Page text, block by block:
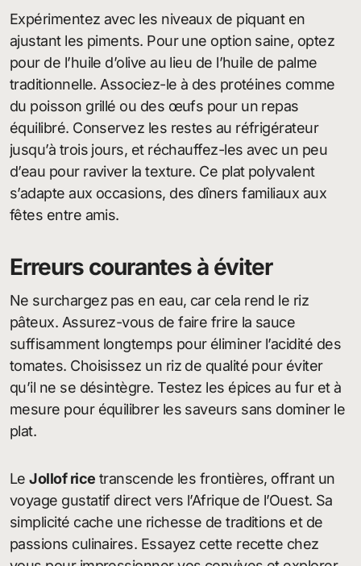
Expérimentez avec les niveaux de piquant en
ajustant les piments. Pour une option saine, optez
pour de l’huile d’olive au lieu de l’huile de palme
traditionnelle. Associez-le à des protéines comme
du poisson grillé ou des œufs pour un repas
équilibré. Conservez les restes au réfrigérateur
jusqu’à trois jours, et réchauffez-les avec un peu
d’eau pour raviver la texture. Ce plat polyvalent
s’adapte aux occasions, des dîners familiaux aux
fêtes entre amis.
Erreurs courantes à éviter
Ne surchargez pas en eau, car cela rend le riz
pâteux. Assurez-vous de faire frire la sauce
suffisamment longtemps pour éliminer l’acidité des
tomates. Choisissez un riz de qualité pour éviter
qu’il ne se désintègre. Testez les épices au fur et à
mesure pour équilibrer les saveurs sans dominer le
plat.
LeJollof rice transcende les frontières, offrant un
voyage gustatif direct vers l’Afrique de l’Ouest. Sa
simplicité cache une richesse de traditions et de
passions culinaires. Essayez cette recette chez